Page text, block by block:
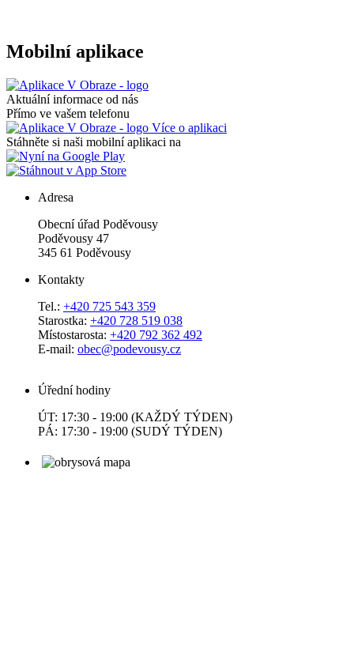
Mobilní aplikace
Aktuální informace od nás
Přímo ve vašem telefonu
Více o aplikaci
Stáhněte si naši mobilní aplikaci na
Adresa
Obecní úřad Poděvousy
Poděvousy 47
345 61 Poděvousy
Kontakty
Tel.: +420 725 543 359
Starostka: +420 728 519 038
Místostarosta: +420 792 362 492
E-mail: obec@podevousy.cz
Úřední hodiny
ÚT: 17:30 - 19:00 (KAŽDÝ TÝDEN)
PÁ: 17:30 - 19:00 (SUDÝ TÝDEN)